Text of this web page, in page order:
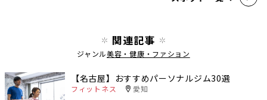
関連記事
ジャンル美容・健康・ファション
【名古屋】おすすめパーソナルジム30選
フィットネス 愛知